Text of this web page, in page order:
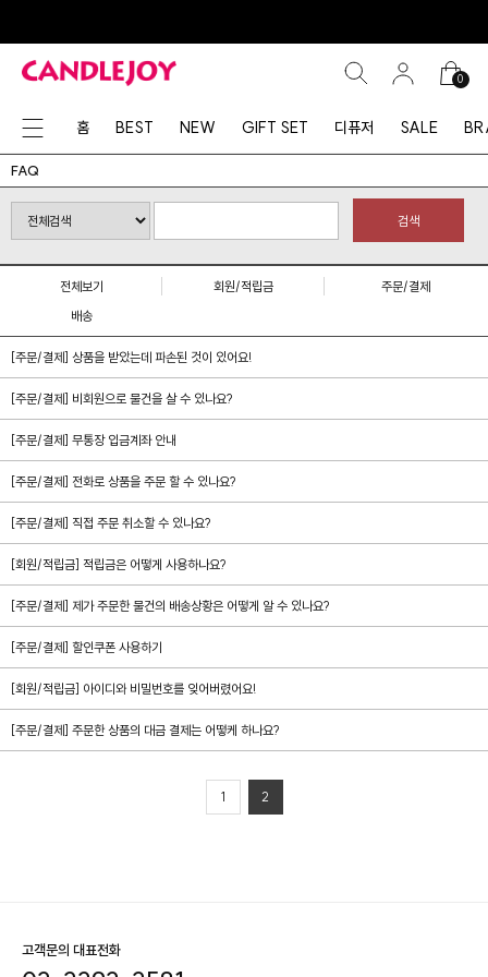
0
홈 BEST NEW GIFT SET 디퓨저 SALE
FAQ
검색
전체보기 회원/적립금
주문/결제
배송
[주문/결제] 상품을 받았는데 파손된 것이 있어요!
[주문/결제] 비회원으로 물건을 살 수 있나요?
[주문/결제] 무통장 입금계좌 안내
[주문/결제] 전화로 상품을 주문 할 수 있나요?
[주문/결제] 직접 주문 취소할 수 있나요?
[회원/적립금] 적립금은 어떻게 사용하나요?
[주문/결제] 제가 주문한 물건의 배송상황은 어떻게 알 수 있나요?
[주문/결제] 할인쿠폰 사용하기
[회원/적립금] 아이디와 비밀번호를 잊어버렸어요!
[주문/결제] 주문한 상품의 대금 결제는 어떻케 하나요?
1 2
고객문의 대표전화